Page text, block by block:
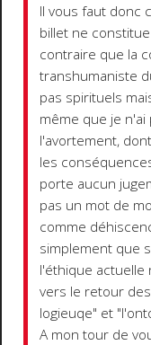
Il vous faut donc
billet ne
contraire que la
transhumaniste
pas spirituels
même que je
l'avortement,
les
porte aucun
pas un mot de
comme
simplement que
l'éthique
vers le retour
logieuqe" et
A mon tour de